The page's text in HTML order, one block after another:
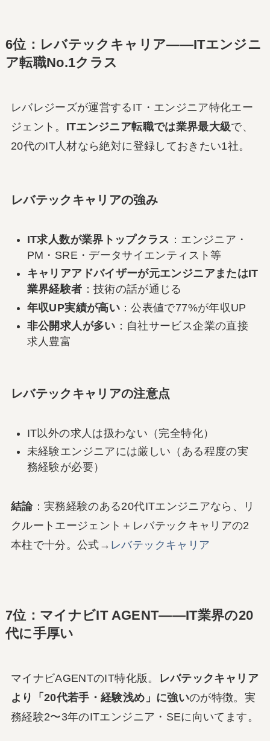
6位：レバテックキャリア――ITエンジニ
ア転職No.1クラス
レバレジーズが運営するIT・エンジニア特化エー
ジェント。 ITエンジニア転職では業界最大級で、
20代のIT人材なら絶対に登録しておきたい1社。
レバテックキャリアの強み
IT求人数が業界トップクラス ：エンジニア・
PM・SRE・データサイエンティスト等
キャリアアドバイザーが元エンジニアまたはIT
業界経験者 ：技術の話が通じる
年収UP実績が高い ：公表値で77%が年収UP
非公開求人が多い ：自社サービス企業の直接
求人豊富
レバテックキャリアの注意点
IT以外の求人は扱わない（完全特化）
未経験エンジニアには厳しい（ある程度の実
務経験が必要）
結論：実務経験のある20代ITエンジニアなら、リ
クルートエージェント＋レバテックキャリアの2
本柱で十分。公式→ レバテックキャリア
7位：マイナビIT AGENT――IT業界の20
代に手厚い
マイナビAGENTのIT特化版。
レバテックキャリア
より「20代若手・経験浅め」に強いのが特徴。実
務経験2〜3年のITエンジニア・SEに向いてます。